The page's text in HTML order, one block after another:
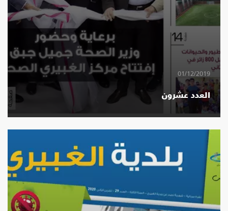
01/12/2019
العدد عشرون